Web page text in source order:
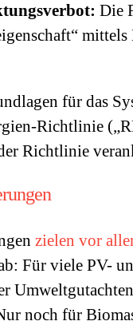
Die
für das
Richtlinie
Richtlinie
zielen vor
Für viele PV-
noch für